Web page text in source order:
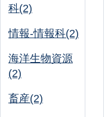
科(2)
情報-情報科(2)
海洋生物資源
(2)
畜産(2)